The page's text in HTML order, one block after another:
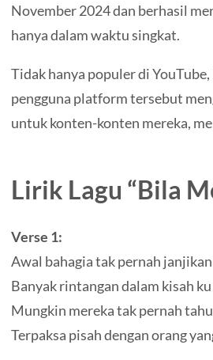
November 2024 dan berhasil
hanya dalam waktu singkat.
Tidak hanya populer di
pengguna platform tersebut
untuk konten-konten mereka,
Lirik Lagu “Bila
Verse 1:
Awal bahagia tak pernah
Banyak rintangan dalam kisah
Mungkin mereka tak pernah
Terpaksa pisah dengan orang